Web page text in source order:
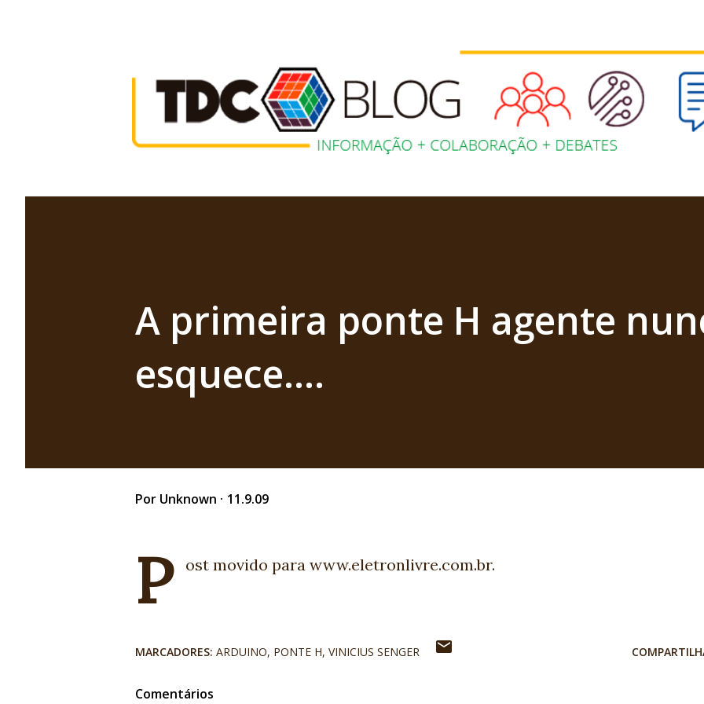
A primeira ponte H agente
esquece....
Por Unknown 11.9.09
P ost movido para www.eletronlivre.com.br.
MARCADORES: ARDUINO PONTE H VINICIUS SENGER
Comentários